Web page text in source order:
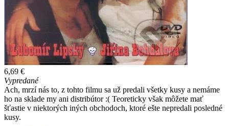
6,69 €
Vypredané
Ach, mrzí nás to, z tohto filmu sa už predali všetky kusy a nemáme
ho na sklade my ani distribútor :( Teoreticky však môžete mať
šťastie v niektorých iných obchodoch, ktoré ešte nepredali posledné
kusy.